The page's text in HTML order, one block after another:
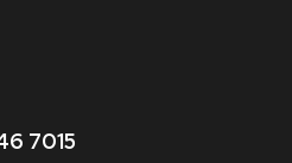
7015